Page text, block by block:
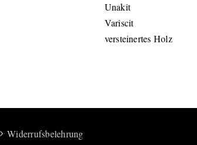
Unakit
Variscit
versteinertes Holz
Widerrufsbelehrung